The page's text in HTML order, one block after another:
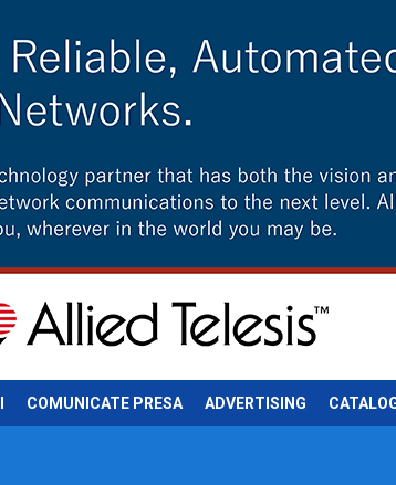
COMUNICATE PRESA ADVERTISING